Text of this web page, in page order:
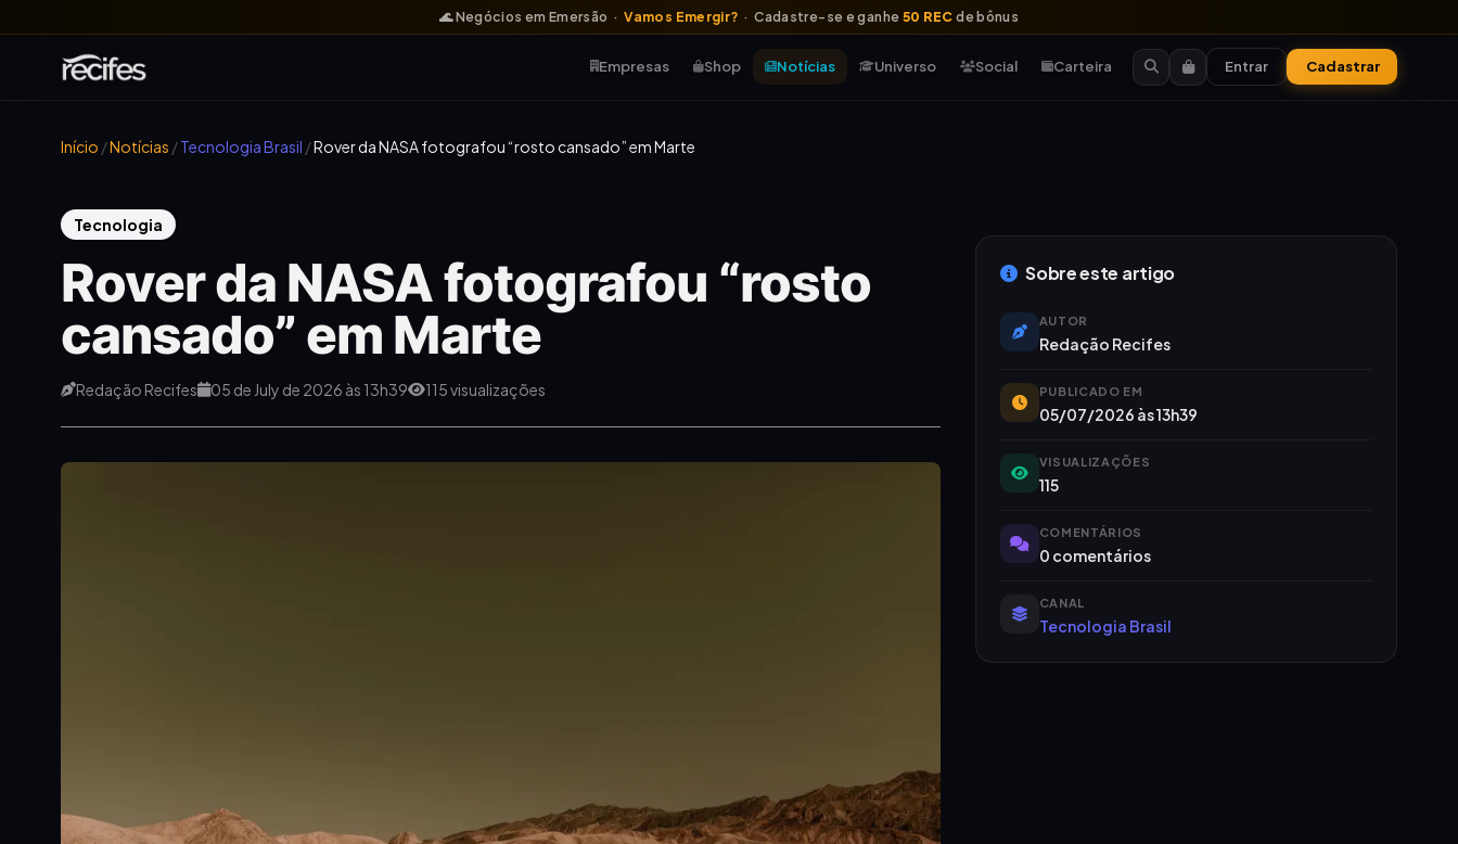
🌊 Negócios em Emersão ·Vamos Emergir? · Cadastre-se e ganhe50 RECde bônus
Empresas Shop Notícias Universo Social Carteira Entrar Cadastrar
Início /Notícias /Tecnologia Brasil /Rover da NASA fotografou “rosto cansado” em Marte
Tecnologia
Rover da NASA fotografou “rosto
cansado” em Marte
Redação Recifes 05 de July de 2026 às 13h39 115 visualizações
Sobre este artigo
AUTOR
Redação Recifes
PUBLICADO EM
05/07/2026 às 13h39
VISUALIZAÇÕES
115
COMENTÁRIOS
0 comentários
CANAL
Tecnologia Brasil